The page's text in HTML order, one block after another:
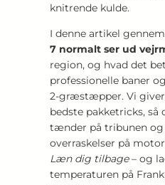
knitrende kulde.
I denne artikel
7 normalt ser ud
region, og hvad det
professionelle baner
2-græstæpper. Vi
bedste pakketricks, så
tænder på tribunen og
overraskelser på
Læn dig tilbage– og
temperaturen på